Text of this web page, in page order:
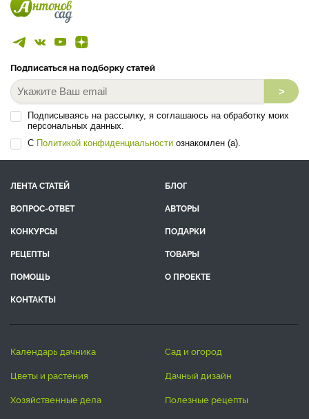
Подписаться на подборку статей
>
Подписываясь на рассылку, я соглашаюсь на обработку моих
персональных данных.
С Политикой конфиденциальности ознакомлен (а).
ЛЕНТА СТАТЕЙ
БЛОГ
ВОПРОС-ОТВЕТ
АВТОРЫ
КОНКУРСЫ
ПОДАРКИ
РЕЦЕПТЫ
ТОВАРЫ
ПОМОЩЬ
О ПРОЕКТЕ
КОНТАКТЫ
календарь дачника
сад и огород
цветы и растения
дачный дизайн
хозяйственные дела
полезные рецепты